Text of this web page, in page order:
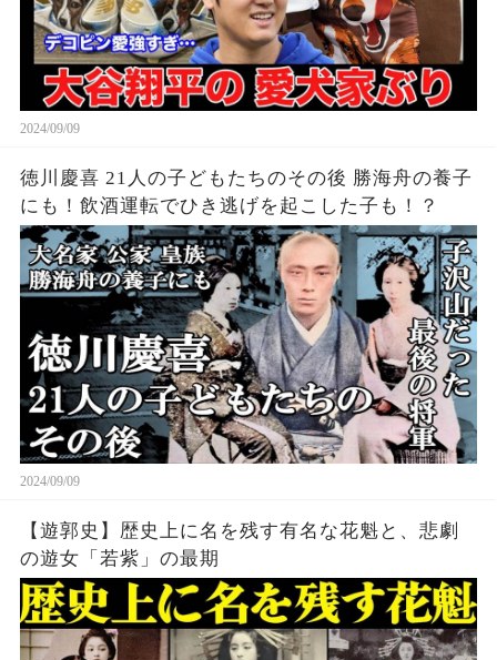
2024/09/09
徳川慶喜 21人の子どもたちのその後 勝海舟の養子
にも！飲酒運転でひき逃げを起こした子も！？
2024/09/09
【遊郭史】歴史上に名を残す有名な花魁と、悲劇
の遊女「若紫」の最期